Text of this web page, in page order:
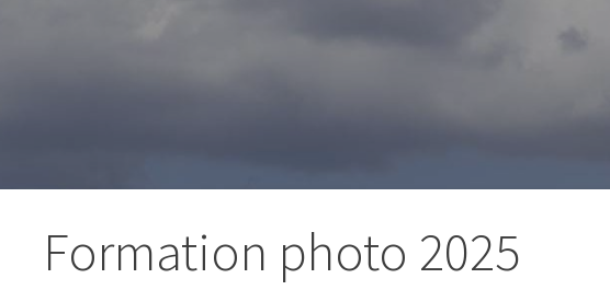
Formation photo 2025